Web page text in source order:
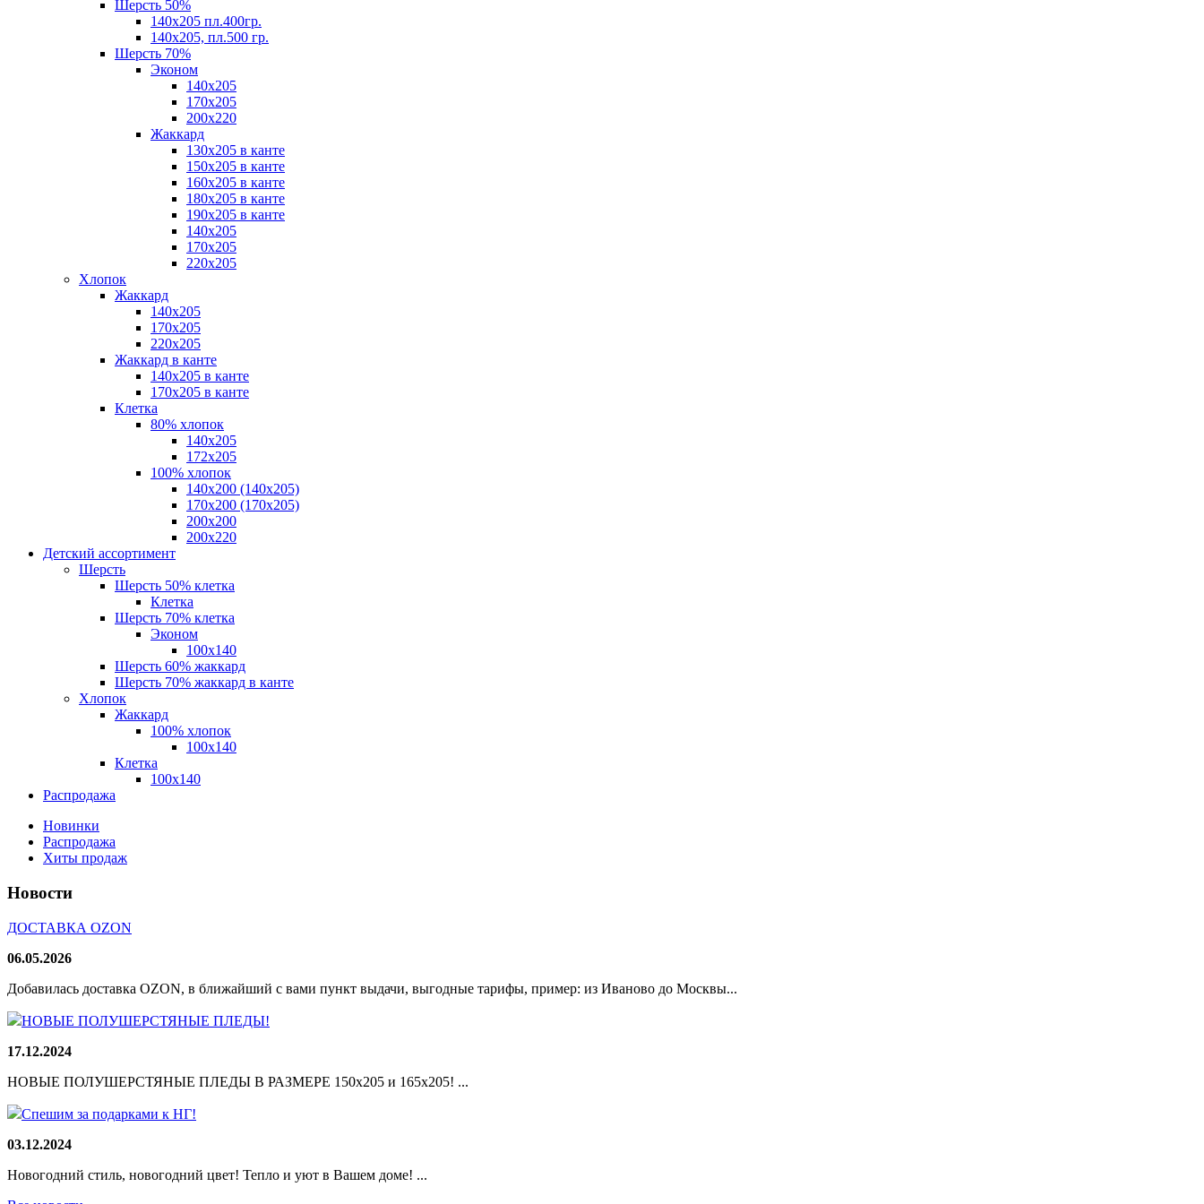
Шерсть 50%
140х205 пл.400гр.
140х205, пл.500 гр.
Шерсть 70%
Эконом
140х205
170х205
200х220
Жаккард
130х205 в канте
150х205 в канте
160х205 в канте
180х205 в канте
190х205 в канте
140х205
170х205
220х205
Хлопок
Жаккард
140x205
170х205
220х205
Жаккард в канте
140х205 в канте
170х205 в канте
Клетка
80% хлопок
140x205
172х205
100% хлопок
140x200 (140х205)
170x200 (170х205)
200х200
200х220
Детский ассортимент
Шерсть
Шерсть 50% клетка
Клетка
Шерсть 70% клетка
Эконом
100x140
Шерсть 60% жаккард
Шерсть 70% жаккард в канте
Хлопок
Жаккард
100% хлопок
100x140
Клетка
100х140
Распродажа
Новинки
Распродажа
Хиты продаж
Новости
ДОСТАВКА OZON
06.05.2026
Добавилась доставка OZON, в ближайший с вами пункт выдачи, выгодные тарифы, пример: из Иваново до Москвы...
НОВЫЕ ПОЛУШЕРСТЯНЫЕ ПЛЕДЫ!
17.12.2024
НОВЫЕ ПОЛУШЕРСТЯНЫЕ ПЛЕДЫ В РАЗМЕРЕ 150х205 и 165х205! ...
Спешим за подарками к НГ!
03.12.2024
Новогодний стиль, новогодний цвет! Тепло и уют в Вашем доме! ...